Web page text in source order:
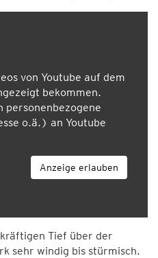
von Youtube auf dem
bekommen.
personenbezogene
o.ä.) an Youtube
Anzeige erlauben
Tief über der
sehr windig bis stürmisch.